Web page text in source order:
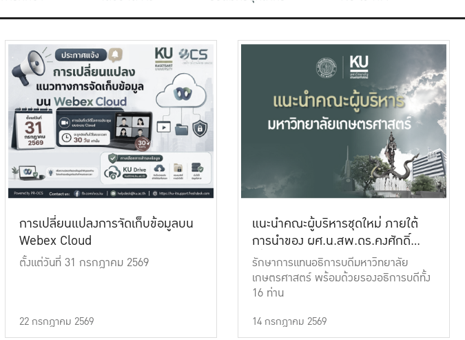
การเปลี่ยนแปลงการจัดเก็บข้อมูลบน
Webex Cloud
ตั้งแต่วันที่ 31 กรกฎาคม 2569
22 กรกฎาคม 2569
แนะนำคณะผู้บริหารชุดใหม่ ภายใต้
การนำของ ผศ.น.สพ.ดร.คงศักดิ์
เที่ยงธรรม
รักษาการแทนอธิการบดีมหาวิทยาลัย
เกษตรศาสตร์ พร้อมด้วยรองอธิการบดีทั้ง
16 ท่าน
14 กรกฎาคม 2569